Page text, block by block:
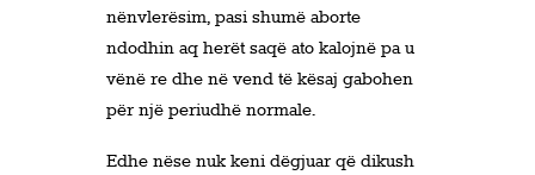
nënvlerësim, pasi shumë aborte
ndodhin aq herët saqë ato kalojnë pa u
vënë re dhe në vend të kësaj gabohen
për një periudhë normale.
Edhe nëse nuk keni dëgjuar që dikush